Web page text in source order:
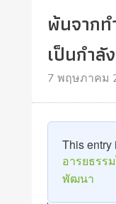
พ้นจาก
เป็นกำ
7 พฤษภาคม
This entry
อารยธรร
พัฒนา